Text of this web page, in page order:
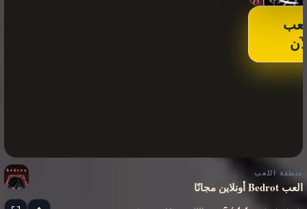
منطقة اللعب
العب Bedrot أونلاين مجانًا